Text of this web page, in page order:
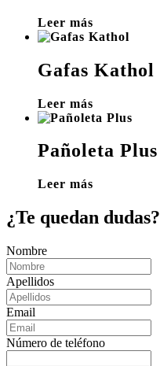
Leer más
Gafas Kathol
Leer más
Pañoleta Plus
Leer más
¿Te quedan dudas?
Nombre
Apellidos
Email
Número de teléfono